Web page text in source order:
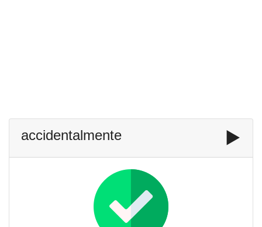
accidentalmente ▶️